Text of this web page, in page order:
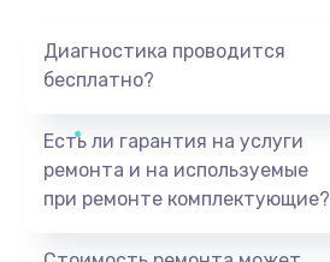
Диагностика проводится
бесплатно?
Есть ли гарантия на услуги
ремонта и на используемые
при ремонте комплектующие?